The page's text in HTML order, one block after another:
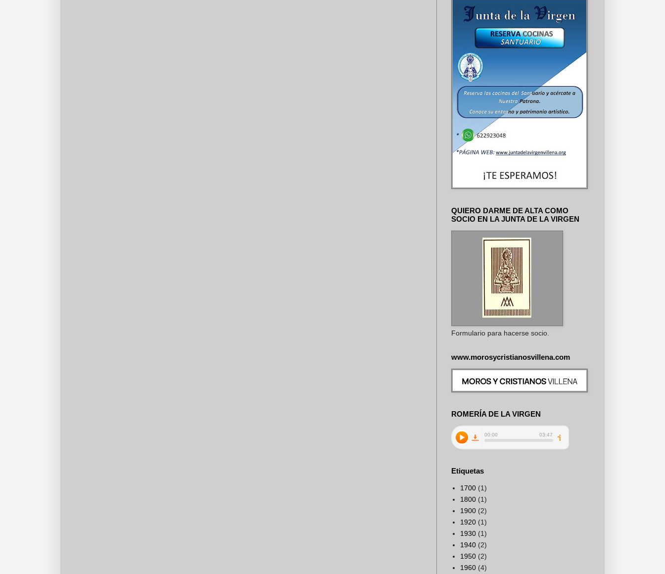
QUIERO DARME DE ALTA COMO
SOCIO EN LA JUNTA DE LA VIRGEN
Formulario para hacerse socio.
www.morosycristianosvillena.com
ROMERÍA DE LA VIRGEN
Etiquetas
1700 (1)
1800 (1)
1900 (2)
1920 (1)
1930 (1)
1940 (2)
1950 (2)
1960 (4)